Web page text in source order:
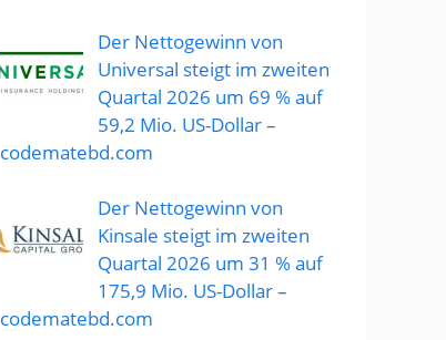
Der Nettogewinn von
Universal steigt im zweiten
Quartal 2026 um 69 % auf
59,2 Mio. US-Dollar –
codematebd.com
Der Nettogewinn von
Kinsale steigt im zweiten
Quartal 2026 um 31 % auf
175,9 Mio. US-Dollar –
codematebd.com